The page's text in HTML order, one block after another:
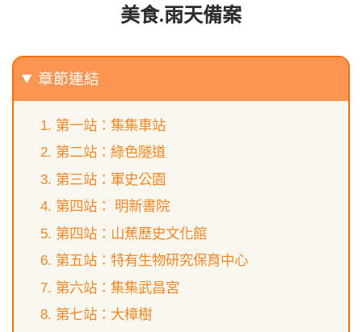
美食.雨天備案
章節連結
第一站：集集車站
第二站：綠色隧道
第三站：軍史公園
第四站： 明新書院
第四站：山蕉歷史文化館
第五站：特有生物研究保育中心
第六站：集集武昌宮
第七站：大樟樹